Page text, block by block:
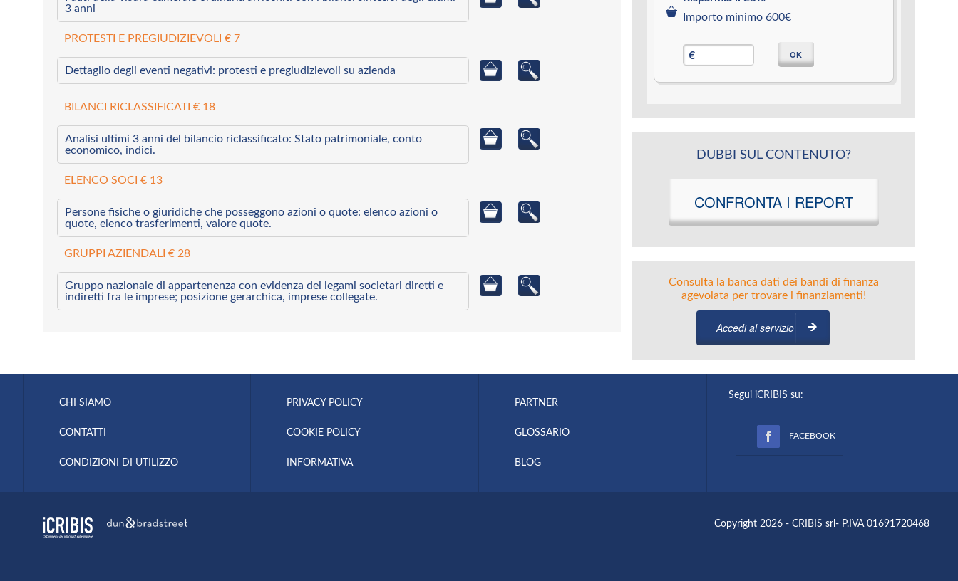
3 anni
PROTESTI E PREGIUDIZIEVOLI € 7
Dettaglio degli eventi negativi: protesti e pregiudizievoli su azienda
BILANCI RICLASSIFICATI € 18
Analisi ultimi 3 anni del bilancio riclassificato: Stato patrimoniale, conto
economico, indici.
ELENCO SOCI € 13
Persone fisiche o giuridiche che posseggono azioni o quote: elenco azioni o
quote, elenco trasferimenti, valore quote.
GRUPPI AZIENDALI € 28
Gruppo nazionale di appartenenza con evidenza dei legami societari diretti e
indiretti fra le imprese; posizione gerarchica, imprese collegate.
Importo minimo 600€
€ OK
DUBBI SUL CONTENUTO?
CONFRONTA I REPORT
Consulta la banca dati dei bandi di finanza
agevolata per trovare i finanziamenti!
Accedi al servizio
CHI SIAMO
CONTATTI
CONDIZIONI DI UTILIZZO
PRIVACY POLICY
COOKIE POLICY
INFORMATIVA
PARTNER
GLOSSARIO
BLOG
Segui iCRIBIS su:
FACEBOOK
Copyright 2026 - CRIBIS srl- P.IVA 01691720468